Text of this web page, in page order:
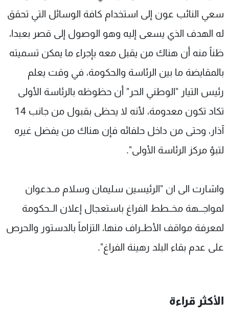
سعي النائب عون إلى استخدام كافة الوسائل التي تحقق
له الهدف الذي يسعى إليه وهو الوصول إلى قصر بعبدا،
ظناً منه أن هناك من يقبل معه بإجراء ما يمكن تسميته
بالمقايضة ما بين الرئاسة والحكومة، في وقت يعلم
رئيس التيار "الوطني الحر" أن حظوظه بالرئاسة الأولى
تكاد تكون معدومة، لأنه لا يحظى بقبول من جانب 14
آذار، وحتى من داخل حلفائه فإن هناك من يفضل غيره
لتبؤ مركز الرئاسة الأولى".
واشارت الى ان "الرئيسين سليمان وسلام مــدعوان
لمواجـــهة مخــطط الفراغ باستعجال إعلان الــحكومة
لمعرفة مواقف الأطــراف منها، التزاماً بالدستور والحرص
على عدم بقاء البلد رهينة الفراغ".
الأكثر قراءة